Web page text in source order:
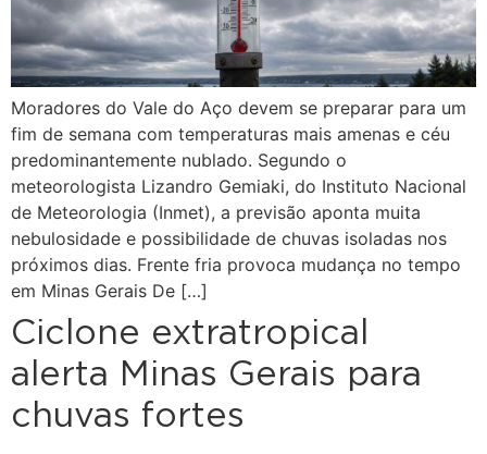
Moradores do Vale do Aço devem se preparar para um
fim de semana com temperaturas mais amenas e céu
predominantemente nublado. Segundo o
meteorologista Lizandro Gemiaki, do Instituto Nacional
de Meteorologia (Inmet), a previsão aponta muita
nebulosidade e possibilidade de chuvas isoladas nos
próximos dias. Frente fria provoca mudança no tempo
em Minas Gerais De […]
Ciclone extratropical
alerta Minas Gerais para
chuvas fortes